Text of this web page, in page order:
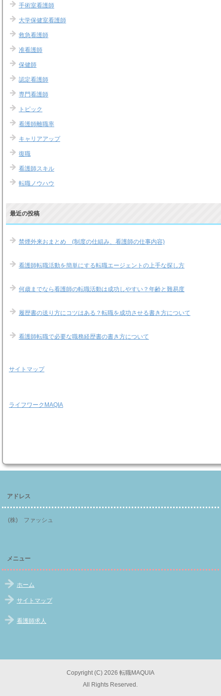
手術室看護師
大学保健室看護師
救急看護師
准看護師
保健師
認定看護師
専門看護師
トピック
看護師離職率
キャリアアップ
復職
看護師スキル
転職ノウハウ
最近の投稿
禁煙外来おまとめ (制度の仕組み、看護師の仕事内容)
看護師転職活動を簡単にする転職エージェントの上手な探し方
何歳までなら看護師の転職活動は成功しやすい？年齢と難易度
履歴書の送り方にコツはある？転職を成功させる書き方について
看護師転職で必要な職務経歴書の書き方について
サイトマップ
ライフワークMAQIA
アドレス
(株) ファッシュ
メニュー
ホーム
サイトマップ
看護師求人
Copyright (C) 2026 転職MAQUIA
All Rights Reserved.